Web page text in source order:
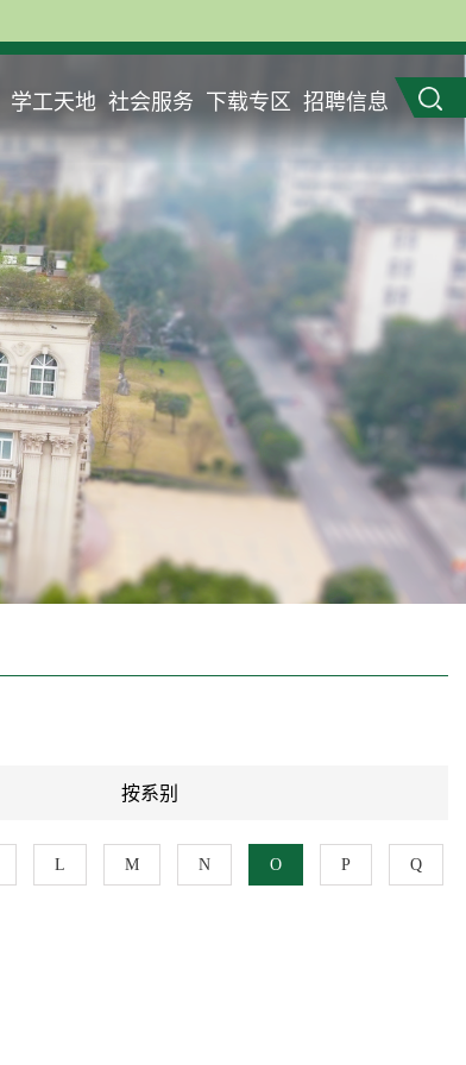
学工天地 社会服务 下载专区 招聘信息
按系别
L M N O P Q